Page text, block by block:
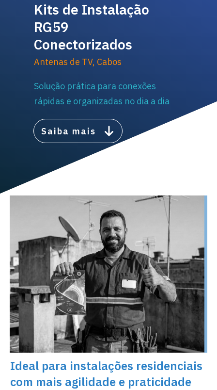
Kits de Instalação
RG59
Conectorizados
Antenas de TV, Cabos
Solução prática para conexões
rápidas e organizadas no dia a dia
Saiba mais
Ideal para instalações residenciais
com mais agilidade e praticidade